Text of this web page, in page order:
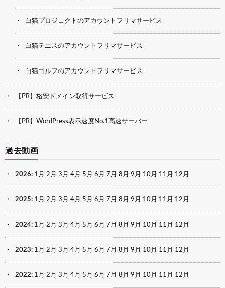
白猫プロジェクトのアカウントフリマサービス
白猫テニスのアカウントフリマサービス
白猫ゴルフのアカウントフリマサービス
【PR】格安ドメイン取得サービス
【PR】WordPress表示速度No.1高速サーバー
過去動画
2026: 1月 2月 3月 4月 5月 6月 7月 8月 9月 10月 11月 12月
2025: 1月 2月 3月 4月 5月 6月 7月 8月 9月 10月 11月 12月
2024: 1月 2月 3月 4月 5月 6月 7月 8月 9月 10月 11月 12月
2023: 1月 2月 3月 4月 5月 6月 7月 8月 9月 10月 11月 12月
2022: 1月 2月 3月 4月 5月 6月 7月 8月 9月 10月 11月 12月